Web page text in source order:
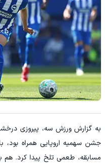
به گزارش ورزش سه، پیروزی درخشان
جشن سهمیه اروپایی همراه بود،
مسابقه، طعمی تلخ پیدا کرد. هم